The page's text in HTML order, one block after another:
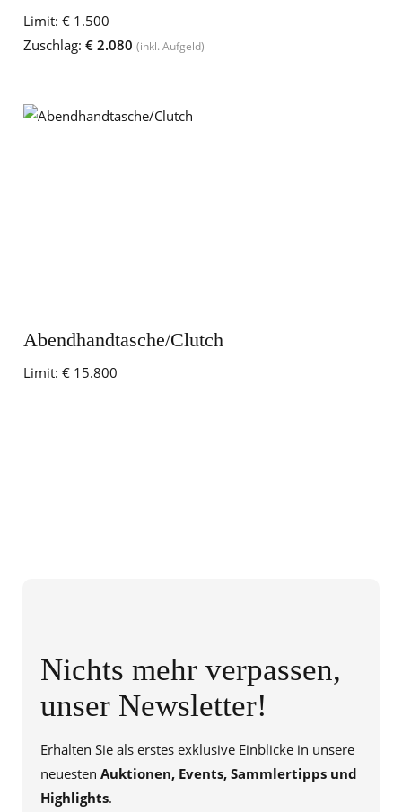
Limit: € 1.500
Zuschlag: € 2.080 (inkl. Aufgeld)
Abendhandtasche/Clutch
Limit: € 15.800
Nichts mehr verpassen,
unser Newsletter!
Erhalten Sie als erstes exklusive Einblicke in unsere
neuesten Auktionen, Events, Sammlertipps und
Highlights.